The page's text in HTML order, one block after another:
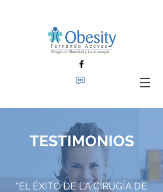
TESTIMONIOS
“EL ÉXITO DE LA CIRUGÍA DE